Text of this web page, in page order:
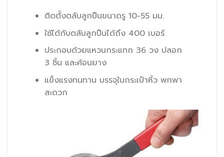
ติดตั้งตลับลูกปืนขนาดรู 10-55 มม.
ใช้ได้กับตลับลูกปืนได้ถึง 400 เบอร์
ประกอบด้วยแหวนกระแทก 36 วง ปลอก
3 ชิ้น และค้อนยาง
แข็งแรงทนทาน บรรจุในกระเป๋าหิ้ว พกพา
สะดวก